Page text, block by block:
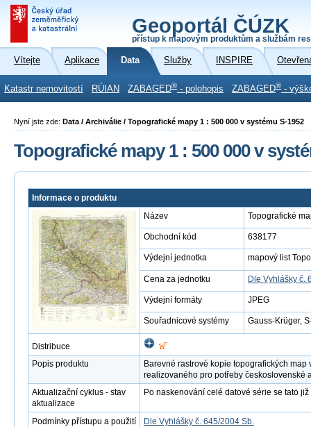
Geoportál ČÚZK
přístup k mapovým produktům a službám
Vítejte Aplikace Data Služby INSPIRE
Katastr nemovitostí RÚIAN ZABAGED® - polohopis ZABAGED® -
Nyní jste zde: Data / Archiválie / Topografické mapy 1 : 500 000 v systému S-1952
Topografické mapy 1 : 500 000 v
Informace o produktu
Název
Topografické
Obchodní kód 638177
Výdejní jednotka mapový list
Cena za jednotku Dle Vyhlášky č.
Výdejní formáty JPEG
Souřadnicové systémy Gauss-Krüger,
Distribuce
Popis produktu
Barevné rastrové kopie topografických
realizovaného pro potřeby československé
Aktualizační cyklus - stav
aktualizace
Po naskenování celé datové série se tato
Podmínky přístupu a použití
Dle Vyhlášky č. 645/2004 Sb.